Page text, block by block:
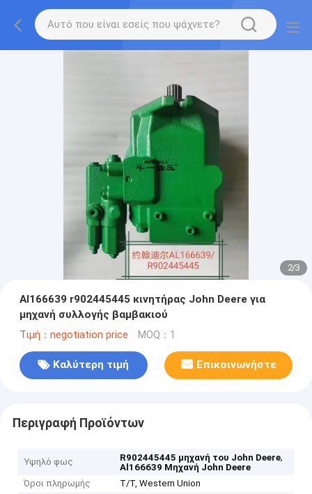
2/3
Al166639 r902445445 κινητήρας John Deere για
μηχανή συλλογής βαμβακιού
Τιμή：negotiation price MOQ：1
Καλύτερη τιμή Επικοινωνήστε
Περιγραφή Προϊόντων
Υψηλό φως R902445445 μηχανή του John Deere,
Al166639 Μηχανή John Deere
Όροι πληρωμής
T/T, Western Union